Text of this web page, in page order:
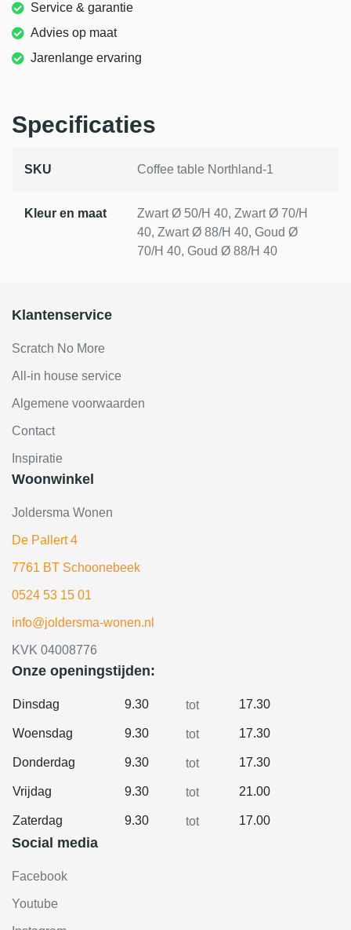
Service & garantie
Advies op maat
Jarenlange ervaring
Specificaties
SKU Coffee table Northland-1
Kleur en maat
Zwart Ø 50/H 40, Zwart Ø 70/H
40, Zwart Ø 88/H 40, Goud Ø
70/H 40, Goud Ø 88/H 40
Klantenservice
Scratch No More
All-in house service
Algemene voorwaarden
Contact
Inspiratie
Woonwinkel
Joldersma Wonen
De Pallert 4
7761 BT Schoonebeek
0524 53 15 01
info@joldersma-wonen.nl
KVK 04008776
Onze openingstijden:
Dinsdag 9.30 tot 17.30
Woensdag 9.30 tot 17.30
Donderdag 9.30 tot 17.30
Vrijdag 9.30 tot 21.00
Zaterdag 9.30 tot 17.00
Social media
Facebook
Youtube